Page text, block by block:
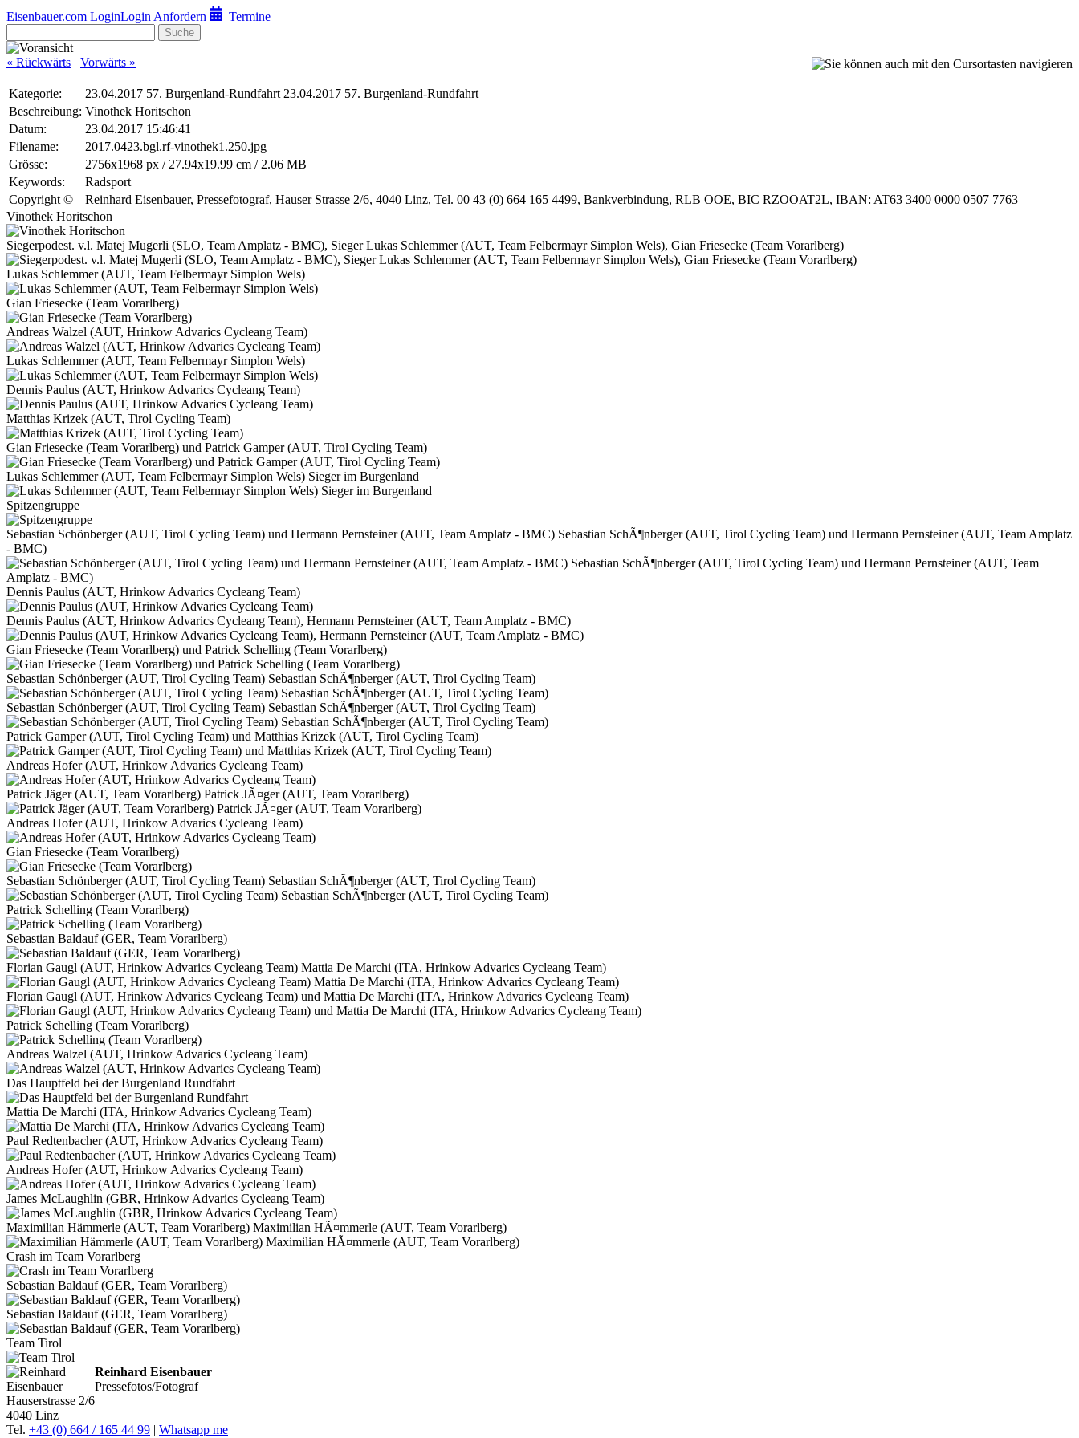
Eisenbauer.com LoginLogin Anfordern Termine
Suche
« Rückwärts Vorwärts »
Kategorie:
23.04.2017 57. Burgenland-Rundfahrt 23.04.2017 57. Burgenland-Rundfahrt
Beschreibung: Vinothek Horitschon
Datum:
23.04.2017 15:46:41
Filename:
2017.0423.bgl.rf-vinothek1.250.jpg
Grösse:
2756x1968 px / 27.94x19.99 cm / 2.06 MB
Keywords:
Radsport
Copyright ©
Reinhard Eisenbauer, Pressefotograf, Hauser Strasse 2/6, 4040 Linz, Tel. 00 43 (0) 664 165 4499, Bankverbindung, RLB OOE, BIC RZOOAT2L, IBAN: AT63 3400 0000 0507 7763
Vinothek Horitschon
Siegerpodest. v.l. Matej Mugerli (SLO, Team Amplatz - BMC), Sieger Lukas Schlemmer (AUT, Team Felbermayr Simplon Wels), Gian Friesecke (Team Vorarlberg)
Lukas Schlemmer (AUT, Team Felbermayr Simplon Wels)
Gian Friesecke (Team Vorarlberg)
Andreas Walzel (AUT, Hrinkow Advarics Cycleang Team)
Lukas Schlemmer (AUT, Team Felbermayr Simplon Wels)
Dennis Paulus (AUT, Hrinkow Advarics Cycleang Team)
Matthias Krizek (AUT, Tirol Cycling Team)
Gian Friesecke (Team Vorarlberg) und Patrick Gamper (AUT, Tirol Cycling Team)
Lukas Schlemmer (AUT, Team Felbermayr Simplon Wels) Sieger im Burgenland
Spitzengruppe
Sebastian Schönberger (AUT, Tirol Cycling Team) und Hermann Pernsteiner (AUT, Team Amplatz - BMC) Sebastian SchÃ¶nberger (AUT, Tirol Cycling Team) und Hermann Pernsteiner (AUT, Team Amplatz
- BMC)
Dennis Paulus (AUT, Hrinkow Advarics Cycleang Team)
Dennis Paulus (AUT, Hrinkow Advarics Cycleang Team), Hermann Pernsteiner (AUT, Team Amplatz - BMC)
Gian Friesecke (Team Vorarlberg) und Patrick Schelling (Team Vorarlberg)
Sebastian Schönberger (AUT, Tirol Cycling Team) Sebastian SchÃ¶nberger (AUT, Tirol Cycling Team)
Sebastian Schönberger (AUT, Tirol Cycling Team) Sebastian SchÃ¶nberger (AUT, Tirol Cycling Team)
Patrick Gamper (AUT, Tirol Cycling Team) und Matthias Krizek (AUT, Tirol Cycling Team)
Andreas Hofer (AUT, Hrinkow Advarics Cycleang Team)
Patrick Jäger (AUT, Team Vorarlberg) Patrick JÃ¤ger (AUT, Team Vorarlberg)
Andreas Hofer (AUT, Hrinkow Advarics Cycleang Team)
Gian Friesecke (Team Vorarlberg)
Sebastian Schönberger (AUT, Tirol Cycling Team) Sebastian SchÃ¶nberger (AUT, Tirol Cycling Team)
Patrick Schelling (Team Vorarlberg)
Sebastian Baldauf (GER, Team Vorarlberg)
Florian Gaugl (AUT, Hrinkow Advarics Cycleang Team) Mattia De Marchi (ITA, Hrinkow Advarics Cycleang Team)
Florian Gaugl (AUT, Hrinkow Advarics Cycleang Team) und Mattia De Marchi (ITA, Hrinkow Advarics Cycleang Team)
Patrick Schelling (Team Vorarlberg)
Andreas Walzel (AUT, Hrinkow Advarics Cycleang Team)
Das Hauptfeld bei der Burgenland Rundfahrt
Mattia De Marchi (ITA, Hrinkow Advarics Cycleang Team)
Paul Redtenbacher (AUT, Hrinkow Advarics Cycleang Team)
Andreas Hofer (AUT, Hrinkow Advarics Cycleang Team)
James McLaughlin (GBR, Hrinkow Advarics Cycleang Team)
Maximilian Hämmerle (AUT, Team Vorarlberg) Maximilian HÃ¤mmerle (AUT, Team Vorarlberg)
Crash im Team Vorarlberg
Sebastian Baldauf (GER, Team Vorarlberg)
Sebastian Baldauf (GER, Team Vorarlberg)
Team Tirol
Reinhard Eisenbauer
Pressefotos/Fotograf
Hauserstrasse 2/6
4040 Linz
Tel. +43 (0) 664 / 165 44 99 | Whatsapp me